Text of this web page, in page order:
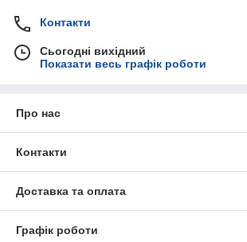
Контакти
Сьогодні вихідний
Показати весь графік роботи
Про нас
Контакти
Доставка та оплата
Графік роботи